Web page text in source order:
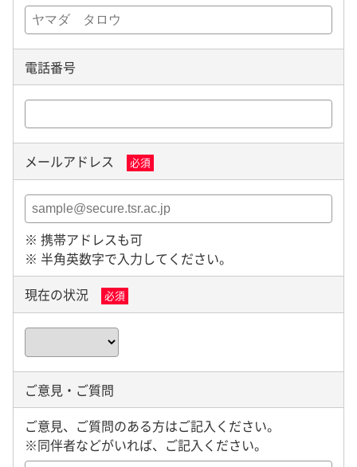
電話番号
メールアドレス 必須
※ 携帯アドレスも可
※ 半角英数字で入力してください。
現在の状況
必須
ご意見・ご質問
ご意見、ご質問のある方はご記入ください。
※同伴者などがいれば、ご記入ください。